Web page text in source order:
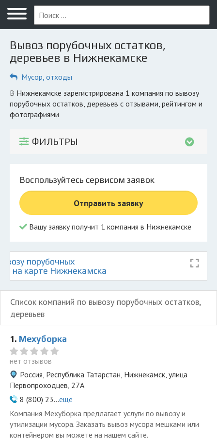
Меню
Главная
Вопрос юристу
Компании
КОМПАНИЯМ
© 2026 Все права защищены
Вывоз порубочных остатков,
деревьев в Нижнекамске
Мусор, отходы
в Нижнекамске зарегистрирована 1 компания по вывозу
порубочных остатков, деревьев с отзывами, рейтингом и
фотографиями
ФИЛЬТРЫ
Воспользуйтесь сервисом заявок
Отправить заявку
Вашу заявку получит 1 компания в Нижнекамске
порубочных
на карте Нижнекамска
Список компаний по вывозу порубочных остатков,
деревьев
1. Мехуборка
нет отзывов
Россия, Республика Татарстан, Нижнекамск, улица
Первопроходцев, 27А
8 (800) 23...ещё
Компания Мехуборка предлагает услуги по вывозу и
утилизации мусора. Заказать вывоз мусора мешками или
контейнером вы можете на нашем сайте.